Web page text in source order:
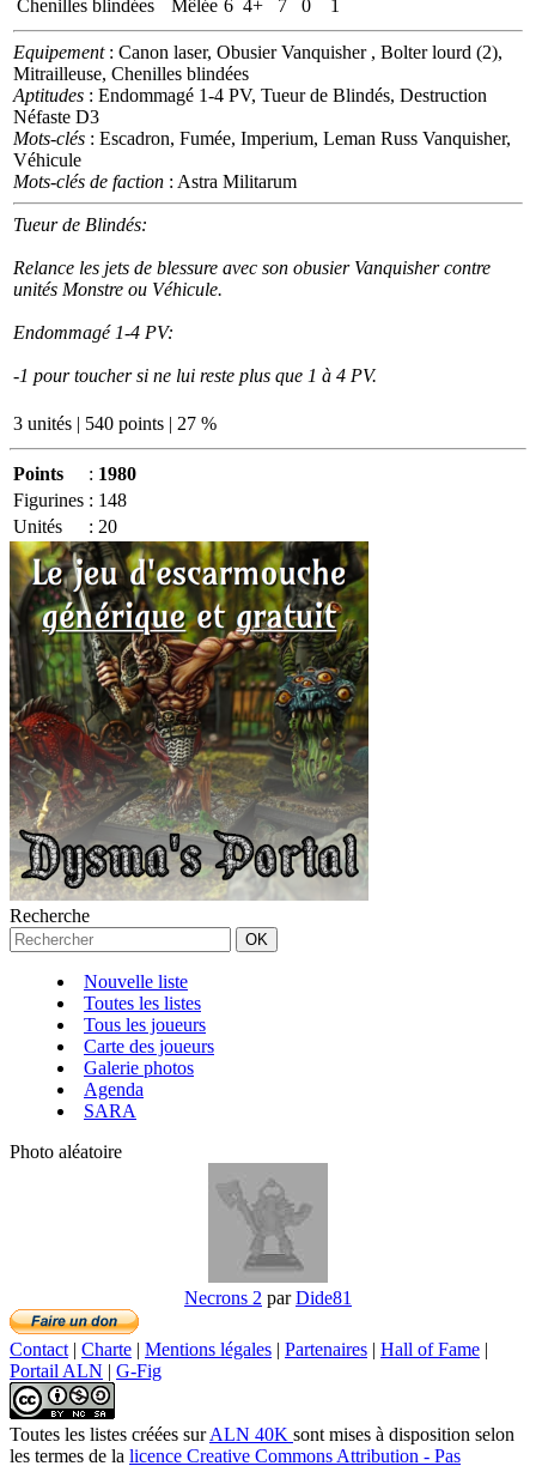
Chenilles blindées
Mêlée 6 4+ 7 0 1
Equipement: Canon laser, Obusier Vanquisher , Bolter lourd (2),
Mitrailleuse, Chenilles blindées
Aptitudes : Endommagé 1-4 PV, Tueur de Blindés, Destruction
Néfaste D3
Mots-clés : Escadron, Fumée, Imperium, Leman Russ Vanquisher,
Véhicule
Mots-clés de faction : Astra Militarum
Tueur de Blindés:
Relance les jets de blessure avec son obusier Vanquisher contre
unités Monstre ou Véhicule.
Endommagé 1-4 PV:
-1 pour toucher si ne lui reste plus que 1 à 4 PV.
3 unités | 540 points | 27 %
Points : 1980
Figurines : 148
Unités
: 20
Recherche
Nouvelle liste
Toutes les listes
Tous les joueurs
Carte des joueurs
Galerie photos
Agenda
SARA
Photo aléatoire
Necrons 2 parDide81
Contact | Charte | Mentions légales | Partenaires | Hall of Fame |
Portail ALN | G-Fig
Toutes les listes créées surALN 40K sont mises à disposition selon
les termes de la licence Creative Commons Attribution - Pas